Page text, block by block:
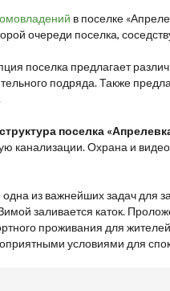
в поселке
очереди поселка,
поселка предлагает
подряда. Также
поселка
канализации. Охрана и
одна из важнейших задач для
заливается каток.
проживания для
условиями для